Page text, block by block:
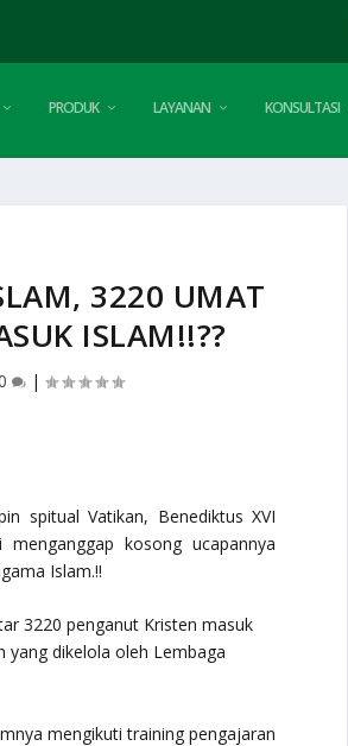
PRODUK LAYANAN KONSULTASI
3220 UMAT
ISLAM!!??
|
spitual Vatikan, Benediktus XVI
kosong ucapannya
Islam.!!
3220 penganut Kristen masuk
yang dikelola oleh Lembaga
mengikuti training pengajaran